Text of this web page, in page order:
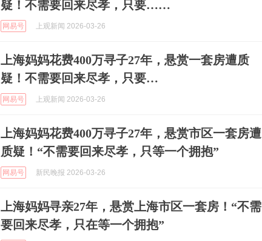
疑！不需要回来尽孝，只要……
网易号 上观新闻 2026-03-26
上海妈妈花费400万寻子27年，悬赏一套房遭质
疑！不需要回来尽孝，只要…
网易号 上观新闻 2026-03-26
上海妈妈花费400万寻子27年，悬赏市区一套房遭
质疑！“不需要回来尽孝，只等一个拥抱”
网易号 新民晚报 2026-03-26
上海妈妈寻亲27年，悬赏上海市区一套房！“不需
要回来尽孝，只在等一个拥抱”